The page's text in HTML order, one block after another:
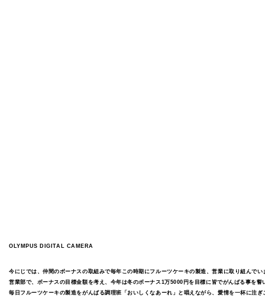
OLYMPUS DIGITAL CAMERA
今にじでは、仲間のボーナスの取組みで毎年この時期にフルーツケーキの製造、営業に取り組んでい
営業部で、ボーナスの目標金額を考え、今年は冬のボーナス1万5000円を目標に皆でがんばる事を誓
毎日フルーツケーキの製造をがんばる調理班「おいしくなあーれ」と唱えながら、愛情を一杯に注